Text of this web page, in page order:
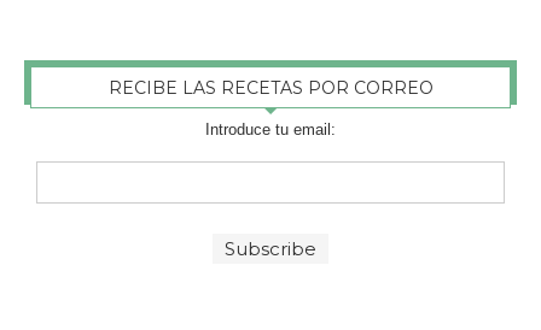
RECIBE LAS RECETAS POR CORREO
Introduce tu email: